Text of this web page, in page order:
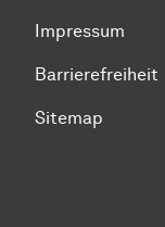
Impressum
Barrierefreiheit
Sitemap